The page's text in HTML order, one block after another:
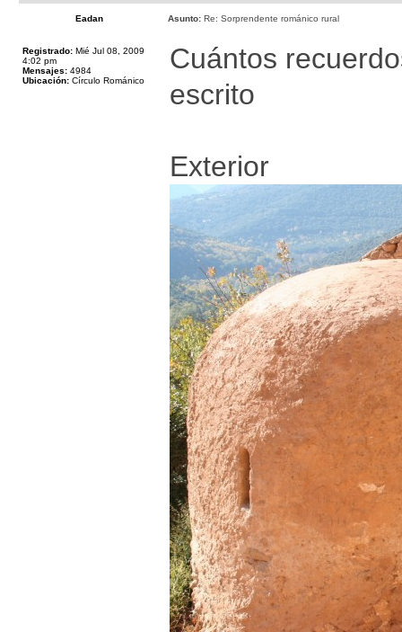
Eadan Asunto: Re: Sorprendente románico rural
Registrado: Mié Jul 08, 2009
4:02 pm
Mensajes: 4984
Ubicación: Círculo Románico
Cuántos
escrito
Exterior